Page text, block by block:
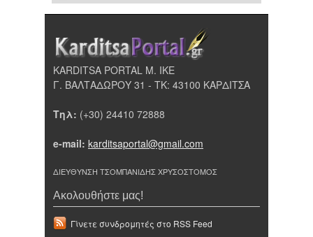
KARDITSA PORTAL Μ. ΙΚΕ
Γ. ΒΑΛΤΑΔΩΡΟΥ 31 - ΤΚ: 43100 ΚΑΡΔΙΤΣΑ
Τηλ: (+30) 24410 72888
e-mail: karditsaportal@gmail.com
ΔΙΕΥΘΥΝΣΗ ΤΣΟΜΠΑΝΙΔΗΣ ΧΡΥΣΟΣΤΟΜΟΣ
Ακολουθήστε μας!
Γίνετε συνδρομητές στο RSS Feed